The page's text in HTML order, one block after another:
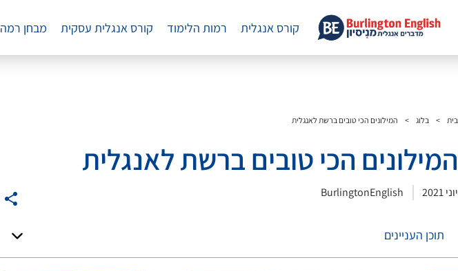
קורס אנגלית רמות הלימוד קורס אנגלית עסקית מבחן רמה
בית > בלוג > המילונים הכי טובים ברשת לאנגלית
המילונים הכי טובים ברשת לאנגלית
יוני 2021 BurlingtonEnglish
תוכן העניינים